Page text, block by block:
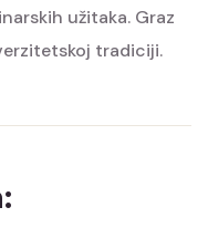
užitaka. Graz
tradiciji.